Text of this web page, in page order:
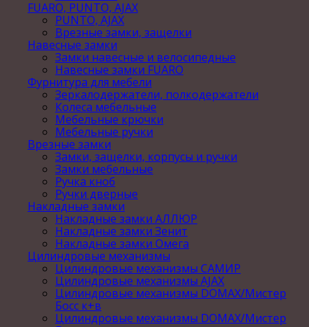
FUARO, PUNTO, AJAX
PUNTO, AJAX
Врезные замки, защелки
Навесные замки
Замки навесные и велосипедные
Навесные замки FUARO
Фурнитура для мебели
Зеркалодержатели, полкодержатели
Колеса мебельные
Мебельные крючки
Мебельные ручки
Врезные замки
Замки, защелки, корпусы и ручки
Замки мебельные
Ручка кноб
Ручки дверные
Накладные замки
Накладные замки АЛЛЮР
Накладные замки Зенит
Накладные замки Омега
Цилиндровые механизмы
Цилиндровые механизмы САМИР
Цилиндровые механизмы AJAX
Цилиндровые механизмы DOMAX/Мистер
Босс к+в
Цилиндровые механизмы DOMAX/Мистер